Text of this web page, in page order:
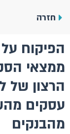
חזרה
הפיקוח
ממצאי
הרצון של
עסקים
מהבנקים